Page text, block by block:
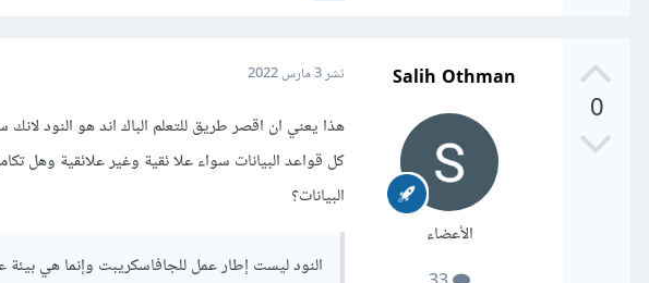
0
Salih Othman
الأعضاء
نشر3 مارس 2022
هذا يعني ان اقصر طريق للتعلم الباك اند هو النود
كل قواعد البيانات سواء علا ئقية وغير علائقية وهل
البيانات؟
النود ليست إطار عمل للجافاسكريبت وإنما هي